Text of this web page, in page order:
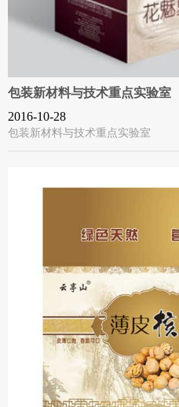
包装新材料与技术重点实验室
2016-10-28
包装新材料与技术重点实验室